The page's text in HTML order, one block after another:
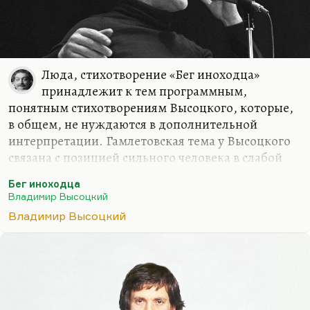
Люда, стихотворение «Бег иноходца»
принадлежит к тем программным,
понятным стихотворениям Высоцкого, которые,
в общем, не нуждаются в дополнительной
интерпретации. Гамлетовская тема у Высоцкого
связана с позицией сильного человека в слабой
иноходца, и песня бегуна на короткие дистанции,
которого заставили бежать на длинную, и,
соответственно, история прыгуна, который
Это история человека, который добивается
победы не так, как это конвенционально
Бег иноходца
Владимир Высоцкий
Владимир Высоцкий